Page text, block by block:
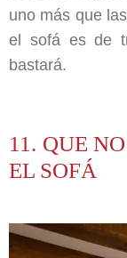
uno más que
el sofá es de
bastará.
11. QUE
EL SOFÁ